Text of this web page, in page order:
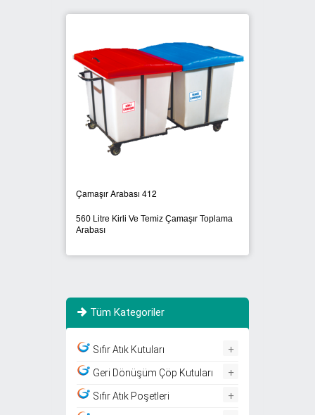
Çamaşır Arabası 412
560 Litre Kirli Ve Temiz Çamaşır Toplama
Arabası
Tüm Kategoriler
Sıfır Atık Kutuları +
Geri Dönüşüm Çöp Kutuları +
Sıfır Atık Poşetleri +